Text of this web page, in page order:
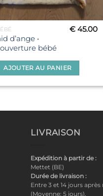
d’ange •
bébé
€45.00
AJOUTER AU PANIER
LIVRAISON
Expédition à partir de :
Mettet (BE)
Durée de livraison :
Entre 3 et 14 jours
(Moyenne: 5 jours).